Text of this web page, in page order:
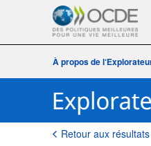
À propos de
Retour aux